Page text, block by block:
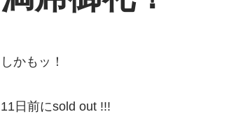
しかもッ！
11日前にsold out !!!